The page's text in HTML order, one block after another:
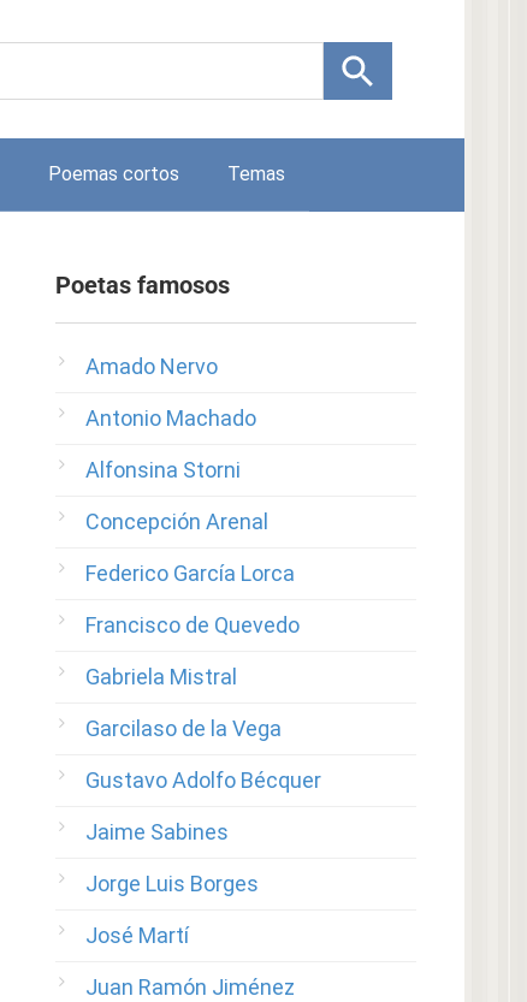
Poemas cortos Temas
Poetas famosos
Amado Nervo
Antonio Machado
Alfonsina Storni
Concepción Arenal
Federico García Lorca
Francisco de Quevedo
Gabriela Mistral
Garcilaso de la Vega
Gustavo Adolfo Bécquer
Jaime Sabines
Jorge Luis Borges
José Martí
Juan Ramón Jiménez